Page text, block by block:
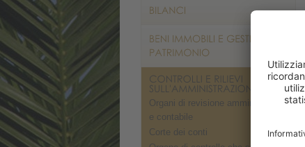
Organi di revisione amministrativa
e contabile
Corte dei conti